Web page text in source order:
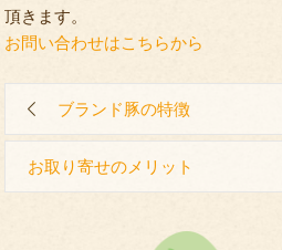
頂きます。
お問い合わせはこちらから
ブランド豚の特徴
お取り寄せのメリット